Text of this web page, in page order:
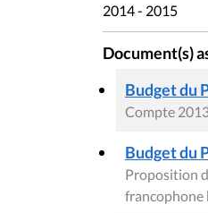
2014 - 2015
Document(s)
Budget du
Compte
Budget du
Proposition
francophone